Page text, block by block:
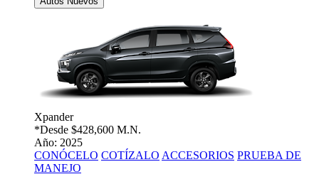
Xpander
*Desde $428,600 M.N.
Año: 2025
CONÓCELO COTÍZALO ACCESORIOS PRUEBA DE
MANEJO